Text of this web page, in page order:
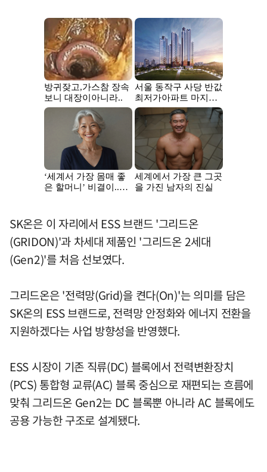
SK온은 이 자리에서 ESS 브랜드 '그리드온
(GRIDON)'과 차세대 제품인 '그리드온 2세대
(Gen2)'를 처음 선보였다.
그리드온은 '전력망(Grid)을 켠다(On)'는 의미를 담은
SK온의 ESS 브랜드로, 전력망 안정화와 에너지 전환을
지원하겠다는 사업 방향성을 반영했다.
ESS 시장이 기존 직류(DC) 블록에서 전력변환장치
(PCS) 통합형 교류(AC) 블록 중심으로 재편되는 흐름에
맞춰 그리드온 Gen2는 DC 블록뿐 아니라 AC 블록에도
공용 가능한 구조로 설계됐다.